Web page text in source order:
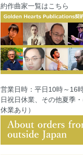
約作曲家一覧はこちら
営業日時：平日10時～16
日祝日休業、その他夏季
休業あり）